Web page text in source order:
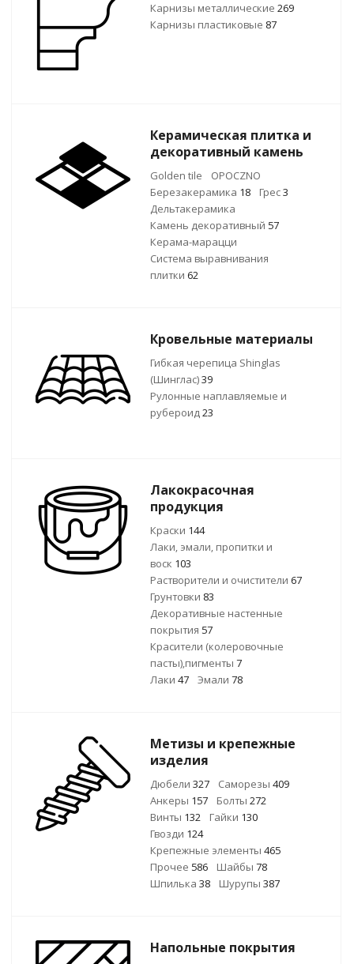
Карнизы металлические 269
Карнизы пластиковые 87
Керамическая плитка и
декоративный камень
Golden tile
OPOCZNO
Березакерамика 18 Грес3
Дельтакерамика
Камень декоративный 57
Керама-марацци
Система выравнивания
плитки 62
Кровельные материалы
Гибкая черепица Shinglas
(Шинглас)39
Рулонные наплавляемые и
рубероид23
Лакокрасочная
продукция
Краски 144
Лаки, эмали, пропитки и
воск 103
Растворители и очистители 67
Грунтовки 83
Декоративные настенные
покрытия 57
Красители (колеровочные
пасты),пигменты 7
Лаки 47 Эмали 78
Метизы и крепежные
изделия
Дюбели 327 Саморезы 409
Анкеры 157 Болты 272
Винты 132 Гайки 130
Гвозди 124
Крепежные элементы 465
Прочее 586 Шайбы 78
Шпилька 38 Шурупы 387
Напольные покрытия